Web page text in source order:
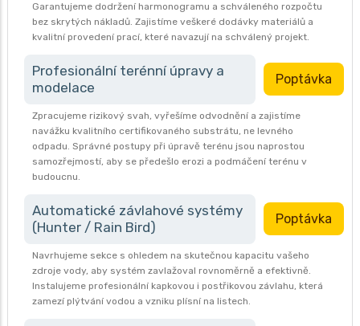
Garantujeme dodržení harmonogramu a schváleného rozpočtu
bez skrytých nákladů. Zajistíme veškeré dodávky materiálů a
kvalitní provedení prací, které navazují na schválený projekt.
Profesionální terénní úpravy a
modelace
Poptávka
Zpracujeme rizikový svah, vyřešíme odvodnění a zajistíme
navážku kvalitního certifikovaného substrátu, ne levného
odpadu. Správné postupy při úpravě terénu jsou naprostou
samozřejmostí, aby se předešlo erozi a podmáčení terénu v
budoucnu.
Automatické závlahové systémy
(Hunter / Rain Bird)
Poptávka
Navrhujeme sekce s ohledem na skutečnou kapacitu vašeho
zdroje vody, aby systém zavlažoval rovnoměrně a efektivně.
Instalujeme profesionální kapkovou i postřikovou závlahu, která
zamezí plýtvání vodou a vzniku plísní na listech.